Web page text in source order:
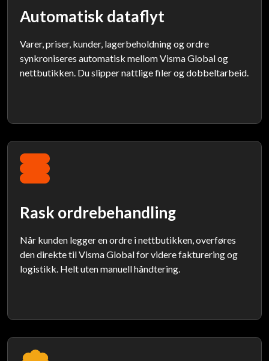
Automatisk dataflyt
Varer, priser, kunder, lagerbeholdning og ordre
synkroniseres automatisk mellom Visma Global og
nettbutikken. Du slipper nattlige filer og dobbeltarbeid.
Rask ordrebehandling
Når kunden legger en ordre i nettbutikken, overføres
den direkte til Visma Global for videre fakturering og
logistikk. Helt uten manuell håndtering.